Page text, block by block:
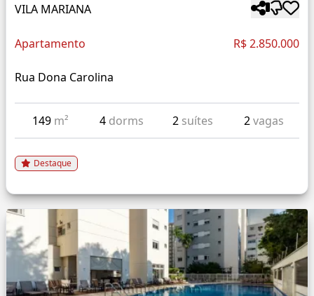
VILA MARIANA
Apartamento R$ 2.850.000
Rua Dona Carolina
149 m² 4 dorms 2 suítes 2vagas
Destaque